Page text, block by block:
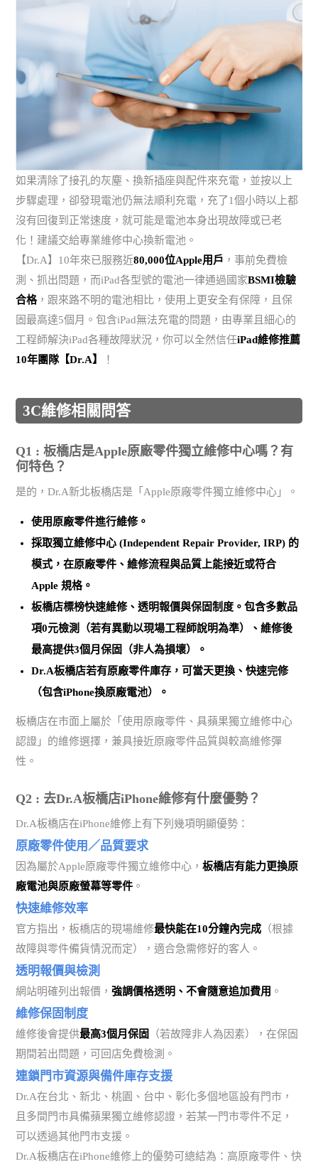
如果清除了接孔的灰塵、換新插座與配件來充電，並按以上
步驟處理，卻發現電池仍無法順利充電，充了1個小時以上都
沒有回復到正常速度，就可能是電池本身出現故障或已老
化！建議交給專業維修中心換新電池。
【Dr.A】10年來已服務近80,000位Apple用戶 ，事前免費檢
測、抓出問題，而iPad各型號的電池一律通過國家BSMI檢驗
合格，跟來路不明的電池相比，使用上更安全有保障，且保
固最高達5個月。包含iPad無法充電的問題，由專業且細心的
工程師解決iPad各種故障狀況，你可以全然信任iPad維修推薦
10年團隊【Dr.A】
！
3C維修相關問答
Q1 : 板橋店是Apple原廠零件獨立維修中心嗎？有
何特色？
是的，Dr.A新北板橋店是「Apple原廠零件獨立維修中心」。
使用原廠零件進行維修。
採取獨立維修中心 (Independent Repair Provider, IRP) 的
模式，在原廠零件、維修流程與品質上能接近或符合
Apple 規格。
板橋店標榜快速維修、透明報價與保固制度 。包含多數品
項0元檢測（若有異動以現場工程師說明為準）、維修後
最高提供3個月保固（非人為損壞）。
Dr.A板橋店若有原廠零件庫存，可當天更換、快速完修
（包含iPhone換原廠電池）。
板橋店在市面上屬於「使用原廠零件、具蘋果獨立維修中心
認證」的維修選擇，兼具接近原廠零件品質與較高維修彈
性。
Q2 : 去Dr.A板橋店iPhone維修有什麼優勢？
Dr.A板橋店在iPhone維修上有下列幾項明顯優勢：
原廠零件使用／品質要求
因為屬於Apple原廠零件獨立維修中心，板橋店有能力更換原
廠電池與原廠螢幕等零件 。
快速維修效率
官方指出，板橋店的現場維修最快能在10分鐘內完成 （根據
故障與零件備貨情況而定），適合急需修好的客人。
透明報價與檢測
網站明確列出報價，強調價格透明、不會隨意追加費用 。
維修保固制度
維修後會提供最高3個月保固
（若故障非人為因素），在保固
期間若出問題，可回店免費檢測。
連鎖門市資源與備件庫存支援
Dr.A在台北、新北、桃園、台中、彰化多個地區設有門市，
且多間門市具備蘋果獨立維修認證，若某一門市零件不足，
可以透過其他門市支援。
Dr.A板橋店在iPhone維修上的優勢可總結為：高原廠零件、快